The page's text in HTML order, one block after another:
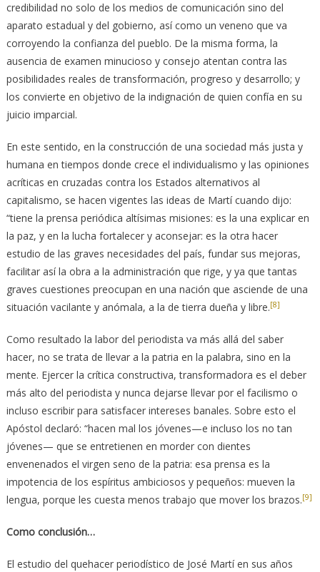
credibilidad no solo de los medios de comunicación sino del
aparato estadual y del gobierno, así como un veneno que va
corroyendo la confianza del pueblo. De la misma forma, la
ausencia de examen minucioso y consejo atentan contra las
posibilidades reales de transformación, progreso y desarrollo; y
los convierte en objetivo de la indignación de quien confía en su
juicio imparcial.
En este sentido, en la construcción de una sociedad más justa y
humana en tiempos donde crece el individualismo y las opiniones
acríticas en cruzadas contra los Estados alternativos al
capitalismo, se hacen vigentes las ideas de Martí cuando dijo:
“tiene la prensa periódica altísimas misiones: es la una explicar en
la paz, y en la lucha fortalecer y aconsejar: es la otra hacer
estudio de las graves necesidades del país, fundar sus mejoras,
facilitar así la obra a la administración que rige, y ya que tantas
graves cuestiones preocupan en una nación que asciende de una
situación vacilante y anómala, a la de tierra dueña y libre.[8]
Como resultado la labor del periodista va más allá del saber
hacer, no se trata de llevar a la patria en la palabra, sino en la
mente. Ejercer la crítica constructiva, transformadora es el deber
más alto del periodista y nunca dejarse llevar por el facilismo o
incluso escribir para satisfacer intereses banales. Sobre esto el
Apóstol declaró: “hacen mal los jóvenes—e incluso los no tan
jóvenes— que se entretienen en morder con dientes
envenenados el virgen seno de la patria: esa prensa es la
impotencia de los espíritus ambiciosos y pequeños: mueven la
lengua, porque les cuesta menos trabajo que mover los brazos.[9]
Como conclusión…
El estudio del quehacer periodístico de José Martí en sus años